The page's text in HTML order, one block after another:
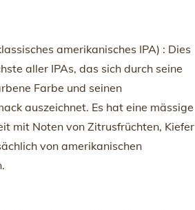
amerikanisches IPA) : Dies
aller IPAs, das sich durch seine
Farbe und seinen
auszeichnet. Es hat eine mässige
mit Noten von Zitrusfrüchten, Kiefer
von amerikanischen